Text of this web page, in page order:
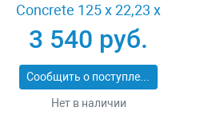
Concrete 125 x 22,23 x
2,2 x 12 mm
3 540 руб.
Сообщить о поступлении
Нет в наличии